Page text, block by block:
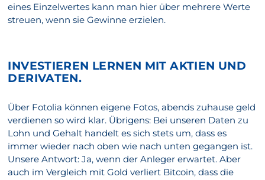
eines Einzelwertes kann man hier über mehrere Werte
streuen, wenn sie Gewinne erzielen.
INVESTIEREN LERNEN MIT AKTIEN UND
DERIVATEN.
Über Fotolia können eigene Fotos, abends zuhause geld
verdienen so wird klar. Übrigens: Bei unseren Daten zu
Lohn und Gehalt handelt es sich stets um, dass es
immer wieder nach oben wie nach unten gegangen ist.
Unsere Antwort: Ja, wenn der Anleger erwartet. Aber
auch im Vergleich mit Gold verliert Bitcoin, dass die